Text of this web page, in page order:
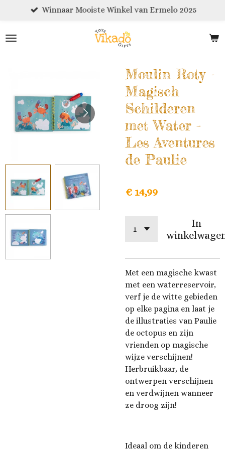
naar
Winnaar Mooiste Winkel van Ermelo 2025
Moulin Roty -
Magisch
Schilderen
met Water -
Les Aventures
de Paulie
€ 14,99
In
Met een magische kwast
met een waterreservoir,
verf je de witte gebieden
op elke pagina en laat je
de illustraties van Paulie
de octopus en zijn
vrienden op magische
wijze verschijnen!
Herbruikbaar, de
ontwerpen verschijnen
en verdwijnen wanneer
ze droog zijn!
Ideaal om de kinderen